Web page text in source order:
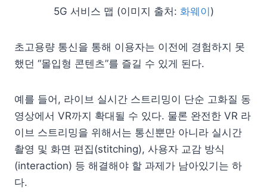
5G 서비스 맵 (이미지 출처: 화웨이 )
초고용량 통신을 통해 이용자는 이전에 경험하지 못
했던 “몰입형 콘텐츠”를 즐길 수 있게 된다.
예를 들어, 라이브 실시간 스트리밍이 단순 고화질 동
영상에서 VR까지 확대될 수 있다. 물론 완전한 VR 라
이브 스트리밍을 위해서는 통신뿐만 아니라 실시간
촬영 및 화면 편집(stitching), 사용자 교감 방식
(interaction) 등 해결해야 할 과제가 남아있기는 하
다.